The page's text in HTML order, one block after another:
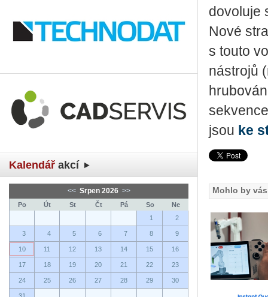
Kalendář akcí
<< Srpen 2026 >>
Po Út St Čt Pá So
Ne
1
2
3 4 5 6 7 8 9
10 11 12 13 14 15 16
17 18 19 20 21 22 23
24 25 26 27 28 29 30
31
dovoluje
Nové
s touto
nástrojů
jsou ke
Mohlo by